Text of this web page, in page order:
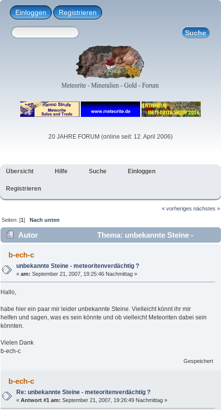
Einloggen Registrieren
20 JAHRE FORUM (online seit: 12. April 2006)
Übersicht Hilfe Suche Einloggen
Registrieren
« vorheriges nächstes »
Seiten: [1]Nach unten
Autor
Thema: unbekannte Steine -
meteoritenverdächtig ? (Gelesen 5971 mal)
b-ech-c
unbekannte Steine - meteoritenverdächtig ?
«am: September 21, 2007, 19:25:46 Nachmittag »
Hallo,
habe hier ein paar mir leider unbekannte Steine. Vielleicht könnt ihr mir
helfen und sagen, was es sein könnte und ob vielleicht Meteoriten dabei sein
könnten.
Vielen Dank
b-ech-c
Gespeichert
b-ech-c
Re: unbekannte Steine - meteoritenverdächtig ?
«Antwort #1 am: September 21, 2007, 19:26:49 Nachmittag »